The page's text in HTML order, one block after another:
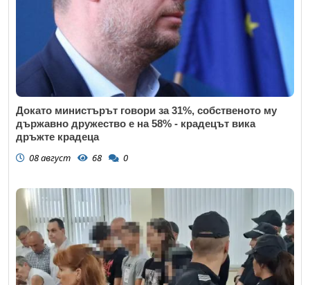
Докато министърът говори за 31%, собственото му
държавно дружество е на 58% - крадецът вика
дръжте крадеца
08 август 68 0